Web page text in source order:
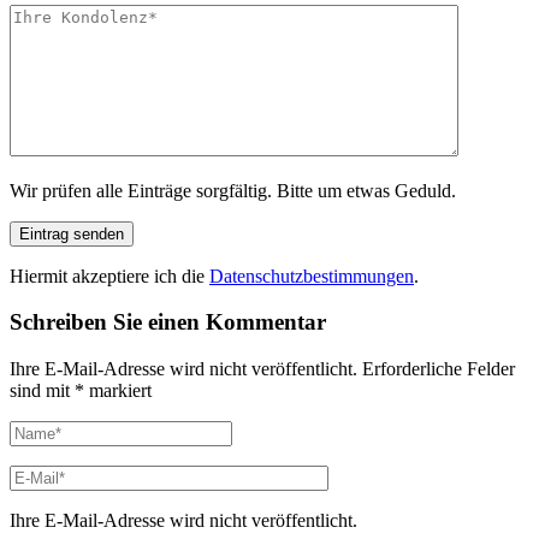
Wir prüfen alle Einträge sorgfältig. Bitte um etwas Geduld.
Hiermit akzeptiere ich die Datenschutzbestimmungen.
Schreiben Sie einen Kommentar
Ihre E-Mail-Adresse wird nicht veröffentlicht. Erforderliche Felder
sind mit * markiert
Ihre E-Mail-Adresse wird nicht veröffentlicht.